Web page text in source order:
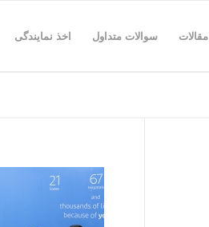
مقالات سوالات متداول اخذ نمایندگی